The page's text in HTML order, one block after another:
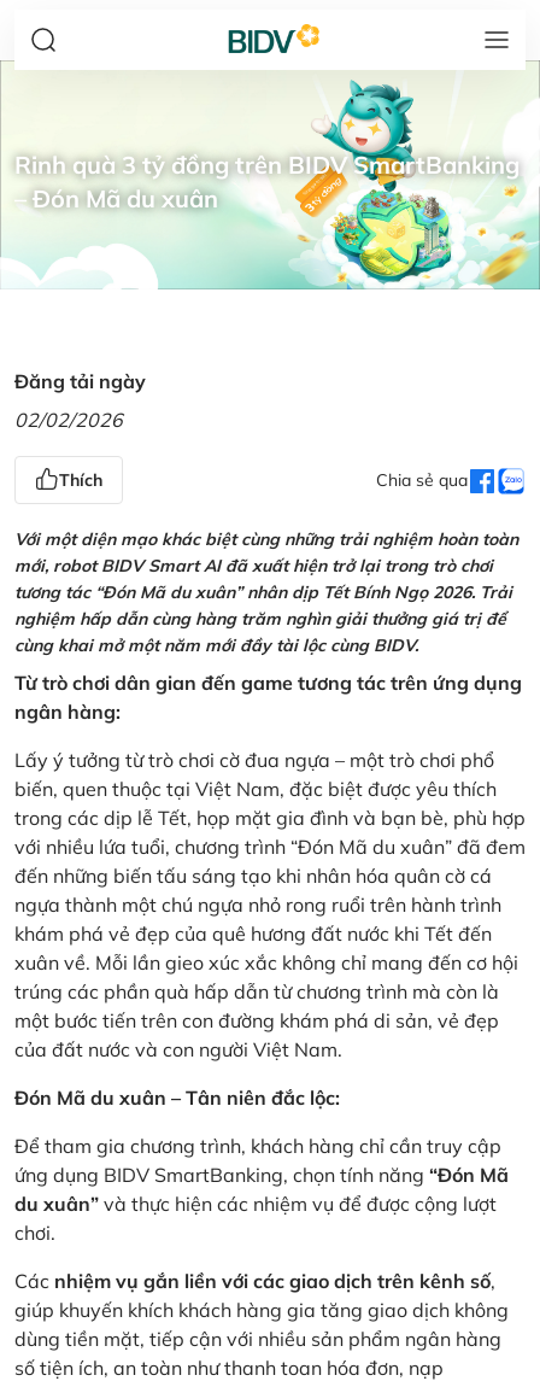
Rinh quà 3 tỷ đồng trên BIDV SmartBanking
– Đón Mã du xuân
Đăng tải ngày
02/02/2026
Thích Chia sẻ qua
Với một diện mạo khác biệt cùng những trải nghiệm hoàn toàn
mới, robot BIDV Smart AI đã xuất hiện trở lại trong trò chơi
tương tác “Đón Mã du xuân” nhân dịp Tết Bính Ngọ 2026. Trải
nghiệm hấp dẫn cùng hàng trăm nghìn giải thưởng giá trị để
cùng khai mở một năm mới đầy tài lộc cùng BIDV.
Từ trò chơi dân gian đến game tương tác trên ứng dụng
ngân hàng:
Lấy ý tưởng từ trò chơi cờ đua ngựa – một trò chơi phổ
biến, quen thuộc tại Việt Nam, đặc biệt được yêu thích
trong các dịp lễ Tết, họp mặt gia đình và bạn bè, phù hợp
với nhiều lứa tuổi, chương trình “Đón Mã du xuân” đã đem
đến những biến tấu sáng tạo khi nhân hóa quân cờ cá
ngựa thành một chú ngựa nhỏ rong ruổi trên hành trình
khám phá vẻ đẹp của quê hương đất nước khi Tết đến
xuân về. Mỗi lần gieo xúc xắc không chỉ mang đến cơ hội
trúng các phần quà hấp dẫn từ chương trình mà còn là
một bước tiến trên con đường khám phá di sản, vẻ đẹp
của đất nước và con người Việt Nam.
Đón Mã du xuân – Tân niên đắc lộc:
Để tham gia chương trình, khách hàng chỉ cần truy cập
ứng dụng BIDV SmartBanking, chọn tính năng “Đón Mã
du xuân” và thực hiện các nhiệm vụ để được cộng lượt
chơi.
Các nhiệm vụ gắn liền với các giao dịch trên kênh số,
giúp khuyến khích khách hàng gia tăng giao dịch không
dùng tiền mặt, tiếp cận với nhiều sản phẩm ngân hàng
số tiện ích, an toàn như thanh toan hóa đơn, nạp